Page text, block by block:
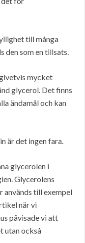
till många
den som en tillsats.
mycket
glycerol. Det finns
ändamål och kan
är det ingen fara.
glycerolen i
Glycerolens
används till exempel
när vi
påvisade vi att
utan också